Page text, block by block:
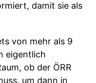
damit sie als
von mehr als 9
eigentlich
ob der ÖRR
um dann in